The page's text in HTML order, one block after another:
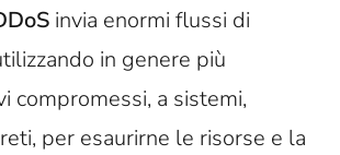
invia enormi flussi di
in genere più
compromessi, a sistemi,
per esaurirne le risorse e la